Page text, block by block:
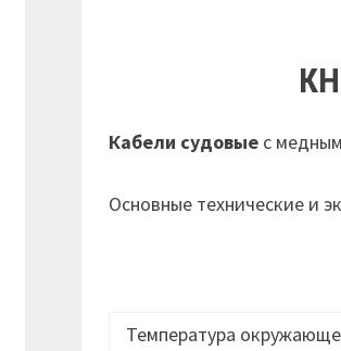
Кабели судовые с
Основные технические и
Температура